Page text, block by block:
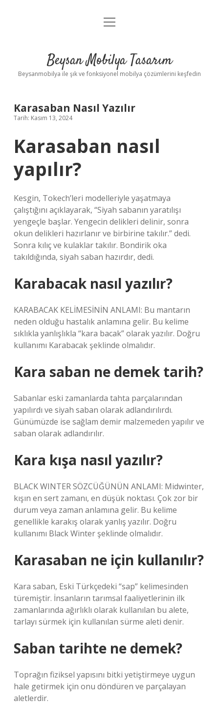
Anasayfa
Yasal Uyarı
menüyü
Beysan Mobilya Tasarım
Beysanmobilya ile şık ve fonksiyonel mobilya çözümlerini keşfedin
Karasaban Nasıl Yazılır
Tarih: Kasım 13, 2024
Karasaban nasıl
yapılır?
Kesgin, Tokech’leri modelleriyle yaşatmaya
çalıştığını açıklayarak, “Siyah sabanın yaratılışı
yengeçle başlar. Yengecin delikleri delinir, sonra
okun delikleri hazırlanır ve birbirine takılır.” dedi.
Sonra kılıç ve kulaklar takılır. Bondirik oka
takıldığında, siyah saban hazırdır, dedi.
Karabacak nasıl yazılır?
KARABACAK KELİMESİNİN ANLAMI: Bu mantarın
neden olduğu hastalık anlamına gelir. Bu kelime
sıklıkla yanlışlıkla “kara bacak” olarak yazılır. Doğru
kullanımı Karabacak şeklinde olmalıdır.
Kara saban ne demek tarih?
Sabanlar eski zamanlarda tahta parçalarından
yapılırdı ve siyah saban olarak adlandırılırdı.
Günümüzde ise sağlam demir malzemeden yapılır ve
saban olarak adlandırılır.
Kara kışa nasıl yazılır?
BLACK WINTER SÖZCÜĞÜNÜN ANLAMI: Midwinter,
kışın en sert zamanı, en düşük noktası. Çok zor bir
durum veya zaman anlamına gelir. Bu kelime
genellikle karakış olarak yanlış yazılır. Doğru
kullanımı Black Winter şeklinde olmalıdır.
Karasaban ne için kullanılır?
Kara saban, Eski Türkçedeki “sap” kelimesinden
türemiştir. İnsanların tarımsal faaliyetlerinin ilk
zamanlarında ağırlıklı olarak kullanılan bu alete,
tarlayı sürmek için kullanılan sürme aleti denir.
Saban tarihte ne demek?
Toprağın fiziksel yapısını bitki yetiştirmeye uygun
hale getirmek için onu döndüren ve parçalayan
aletlerdir.